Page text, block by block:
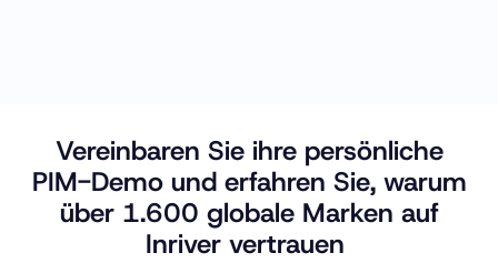
Vereinbaren Sie ihre persönliche
PIM-Demo und erfahren Sie, warum
über 1.600 globale Marken auf
Inriver vertrauen